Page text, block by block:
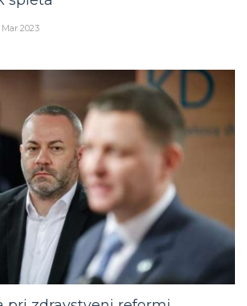
Mar 2023